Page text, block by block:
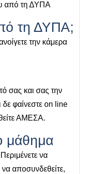
από τη ΔΥΠΑ
τη ΔΥΠΑ;
την κάμερα
σας και σας την
δε φαίνεστε on line
ΑΜΕΣΑ.
μάθημα
να
αποσυνδεθείτε,